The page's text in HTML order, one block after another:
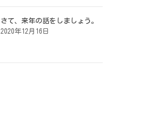
さて、来年の話をしましょう。
2020年12月16日